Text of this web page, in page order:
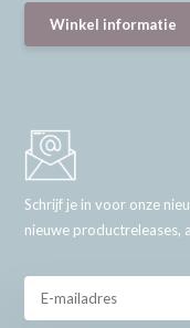
Winkel informatie
Schrijf je in voor onze
nieuwe productreleases,